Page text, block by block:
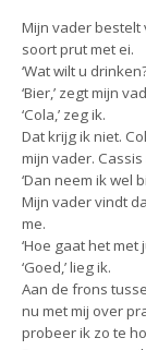
Mijn vader bestelt
soort prut met ei.
‘Wat wilt u
‘Bier,’ zegt mijn
‘Cola,’ zeg ik.
Dat krijg ik niet.
mijn vader.
‘Dan neem ik wel
Mijn vader vindt
me.
‘Hoe gaat het met
‘Goed,’ lieg ik.
Aan de frons
nu met mij over
probeer ik zo te